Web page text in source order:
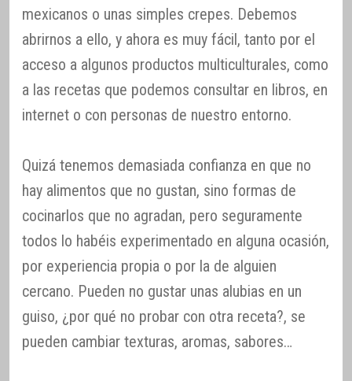
mexicanos o unas simples crepes. Debemos
abrirnos a ello, y ahora es muy fácil, tanto por el
acceso a algunos productos multiculturales, como
a las recetas que podemos consultar en libros, en
internet o con personas de nuestro entorno.
Quizá tenemos demasiada confianza en que no
hay alimentos que no gustan, sino formas de
cocinarlos que no agradan, pero seguramente
todos lo habéis experimentado en alguna ocasión,
por experiencia propia o por la de alguien
cercano. Pueden no gustar unas alubias en un
guiso, ¿por qué no probar con otra receta?, se
pueden cambiar texturas, aromas, sabores…